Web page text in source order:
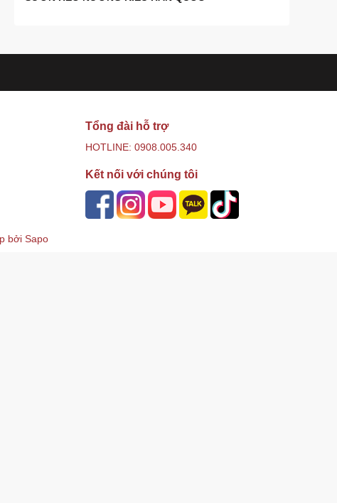
Tổng đài hỗ trợ
HOTLINE: 0908.005.340
Kết nối với chúng tôi
bởi Sapo